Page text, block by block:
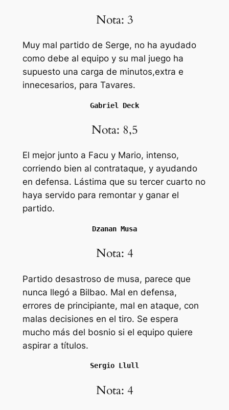
Nota: 3
Muy mal partido de Serge, no ha ayudado
como debe al equipo y su mal juego ha
supuesto una carga de minutos,extra e
innecesarios, para Tavares.
Gabriel Deck
Nota: 8,5
El mejor junto a Facu y Mario, intenso,
corriendo bien al contrataque, y ayudando
en defensa. Lástima que su tercer cuarto no
haya servido para remontar y ganar el
partido.
Dzanan Musa
Nota: 4
Partido desastroso de musa, parece que
nunca llegó a Bilbao. Mal en defensa,
errores de principiante, mal en ataque, con
malas decisiones en el tiro. Se espera
mucho más del bosnio si el equipo quiere
aspirar a títulos.
Sergio Llull
Nota: 4